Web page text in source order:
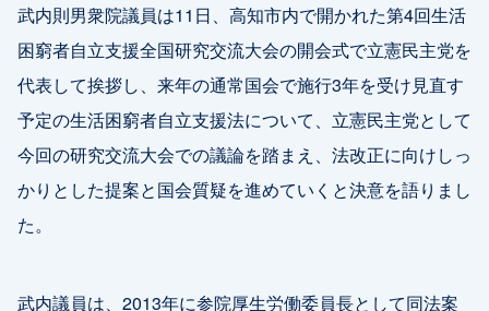
武内則男衆院議員は11日、高知市内で開かれた第4回生活
困窮者自立支援全国研究交流大会の開会式で立憲民主党を
代表して挨拶し、来年の通常国会で施行3年を受け見直す
予定の生活困窮者自立支援法について、立憲民主党として
今回の研究交流大会での議論を踏まえ、法改正に向けしっ
かりとした提案と国会質疑を進めていくと決意を語りまし
た。
武内議員は、2013年に参院厚生労働委員長として同法案